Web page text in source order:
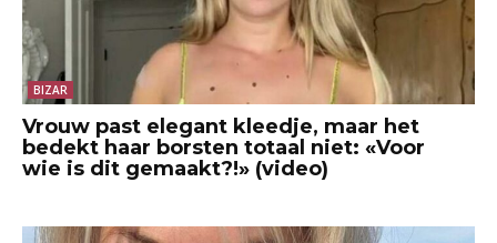
BIZAR
Vrouw past elegant kleedje, maar het
bedekt haar borsten totaal niet: «Voor
wie is dit gemaakt?!» (video)